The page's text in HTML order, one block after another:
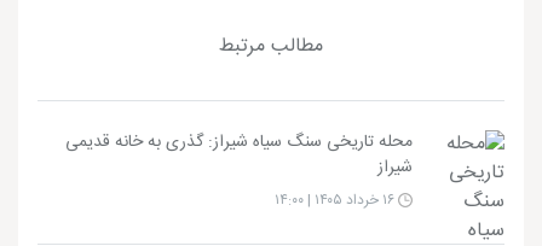
مطالب مرتبط
محله تاریخی سنگ سیاه شیراز: گذری به خانه قدیمی
شیراز